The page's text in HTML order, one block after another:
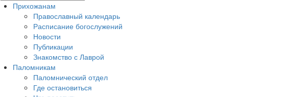
Прихожанам
Православный календарь
Расписание богослужений
Новости
Публикации
Знакомство с Лаврой
Паломникам
Паломнический отдел
Где остановиться